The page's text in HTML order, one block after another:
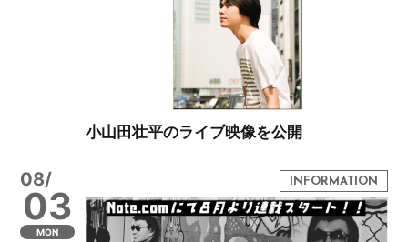
小山田壮平のライブ映像を公開
08/
03
MON